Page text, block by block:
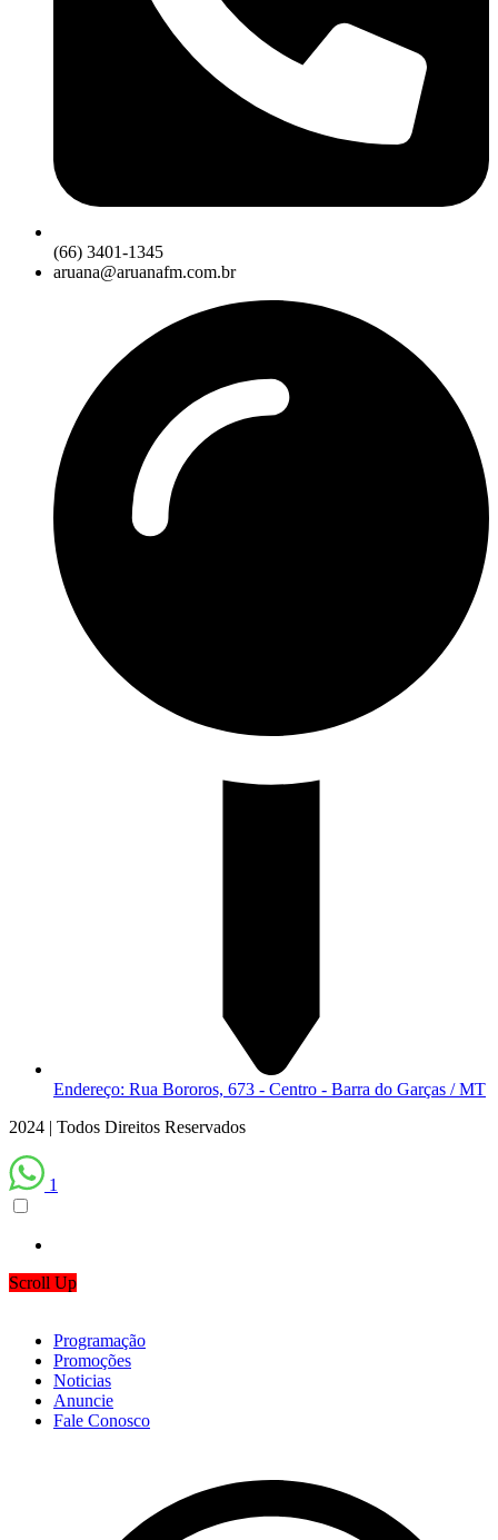
(66) 3401-1345
aruana@aruanafm.com.br
Endereço: Rua Bororos, 673 - Centro - Barra do Garças / MT
2024 | Todos Direitos Reservados
1
Scroll Up
Programação
Promoções
Noticias
Anuncie
Fale Conosco